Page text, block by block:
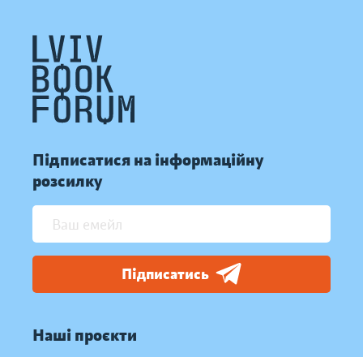
Підписатися на інформаційну
розсилку
Підписатись
Наші проєкти